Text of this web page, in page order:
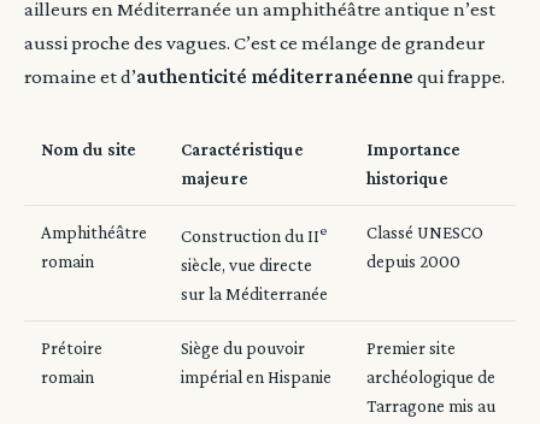
ailleurs en Méditerranée un amphithéâtre antique n’est
aussi proche des vagues. C’est ce mélange de grandeur
romaine et d’authenticité méditerranéenne qui frappe.
Nom du site
Caractéristique
majeure
Importance
historique
Amphithéâtre
romain
Construction du IIe
siècle, vue directe
sur la Méditerranée
Classé UNESCO
depuis 2000
Prétoire
romain
Siège du pouvoir
impérial en Hispanie
Premier site
archéologique de
Tarragone mis au